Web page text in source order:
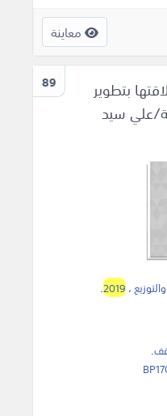
معاينة
89
بتطوير
علي سيد
،2019
.
.